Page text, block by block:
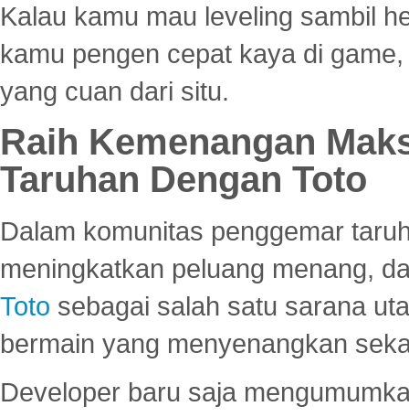
Kalau kamu mau leveling sambil
kamu pengen cepat kaya di
yang cuan dari situ.
Raih Kemenangan
Taruhan Dengan Toto
Dalam komunitas penggemar
meningkatkan peluang menang,
Toto sebagai salah satu sarana
bermain yang menyenangkan
Developer baru saja